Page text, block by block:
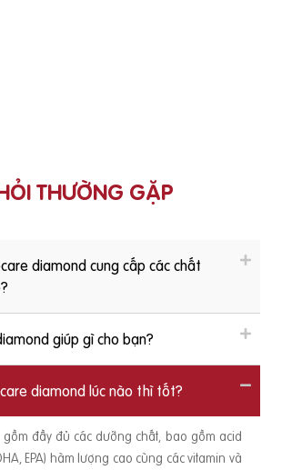
THƯỜNG GẶP
diamond cung cấp các chất
giúp gì cho bạn?
diamond lúc nào thì tốt?
đầy đủ các dưỡng chất, bao gồm acid
EPA) hàm lượng cao cùng các vitamin và